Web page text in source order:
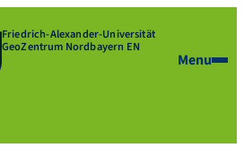
Friedrich-Alexander-Universität
GeoZentrum Nordbayern EN
Menu